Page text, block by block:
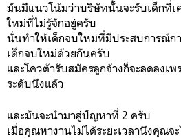
มันมีแนวโน้มว่าบริษัทนั้นจะรับเด็กที่เ
ใหม่ที่ไม่รู้จักอยู่ครับ
นั่นทำให้เด็กจบใหม่ที่มีประสบการณ์ก
เด็กจบใหม่ด้วยกันครับ
และโควต้ารับสมัครลูกจ้างก็จะลดลงเ
ระดับนึงแล้ว
และมันจะนำมาสู่ปัญหาที่ 2 ครับ
เมื่อคุณหางานไม่ได้ระยะเวลานึงคุณจ